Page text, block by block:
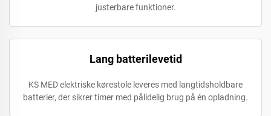
justerbare funktioner.
Lang batterilevetid
KS MED elektriske kørestole leveres med langtidsholdbare
batterier, der sikrer timer med pålidelig brug på én opladning.